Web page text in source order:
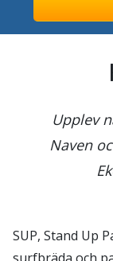
Upplev
Naven
SUP, Stand Up